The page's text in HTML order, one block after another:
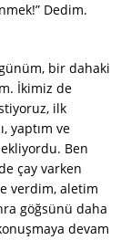
Dedim.
bir dahaki
İkimiz de
ilk
yaptım ve
Ben
çay varken
verdim, aletim
göğsünü daha
devam